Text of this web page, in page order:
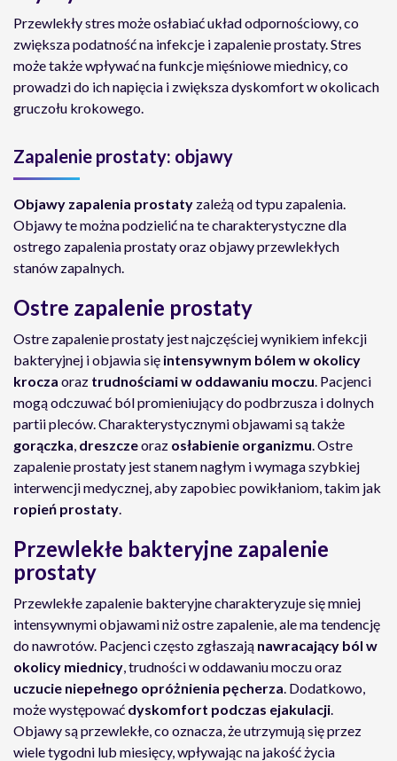
Przewlekły stres może osłabiać układ odpornościowy, co
zwiększa podatność na infekcje i zapalenie prostaty. Stres
może także wpływać na funkcje mięśniowe miednicy, co
prowadzi do ich napięcia i zwiększa dyskomfort w okolicach
gruczołu krokowego.
Zapalenie prostaty: objawy
Objawy zapalenia prostaty zależą od typu zapalenia.
Objawy te można podzielić na te charakterystyczne dla
ostrego zapalenia prostaty oraz objawy przewlekłych
stanów zapalnych.
Ostre zapalenie prostaty
Ostre zapalenie prostaty jest najczęściej wynikiem infekcji
bakteryjnej i objawia się intensywnym bólem w okolicy
krocza oraz trudnościami w oddawaniu moczu. Pacjenci
mogą odczuwać ból promieniujący do podbrzusza i dolnych
partii pleców. Charakterystycznymi objawami są także
gorączka, dreszczeoraz osłabienie organizmu. Ostre
zapalenie prostaty jest stanem nagłym i wymaga szybkiej
interwencji medycznej, aby zapobiec powikłaniom, takim jak
ropień prostaty.
Przewlekłe bakteryjne zapalenie
prostaty
Przewlekłe zapalenie bakteryjne charakteryzuje się mniej
intensywnymi objawami niż ostre zapalenie, ale ma tendencję
do nawrotów. Pacjenci często zgłaszają nawracający ból w
okolicy miednicy, trudności w oddawaniu moczu oraz
uczucie niepełnego opróżnienia pęcherza. Dodatkowo,
może występować dyskomfort podczas ejakulacji.
Objawy są przewlekłe, co oznacza, że utrzymują się przez
wiele tygodni lub miesięcy, wpływając na jakość życia